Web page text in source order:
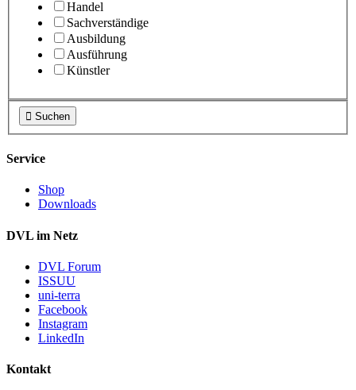
Handel
Sachverständige
Ausbildung
Ausführung
Künstler
 Suchen
Service
Shop
Downloads
DVL im Netz
DVL Forum
ISSUU
uni-terra
Facebook
Instagram
LinkedIn
Kontakt